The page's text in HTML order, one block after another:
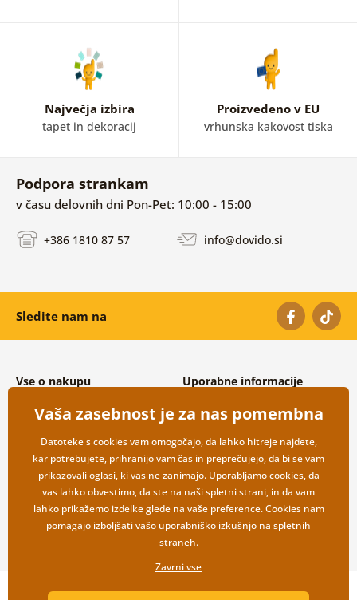
Največja izbira
tapet in dekoracij
Proizvedeno v EU
vrhunska kakovost tiska
Podpora strankam
v času delovnih dni Pon-Pet: 10:00 - 15:00
+386 1810 87 57 info@dovido.si
Sledite nam na
Vse o nakupu
Splošni in reklamacijski pogoji
Varovanje osebnih podatkov
Možnosti dostave in plačila
Vračilo blaga
Uporabne informacije
Pogosto zastavljena vprašanja
Kontakti
Veleprodaja
Copyright ©2019 © Dovido.si.
Vaša zasebnost je za nas pomembna
Datoteke s cookies vam omogočajo, da lahko hitreje najdete,
kar potrebujete, prihranijo vam čas in preprečujejo, da bi se vam
prikazovali oglasi, ki vas ne zanimajo. Uporabljamocookies, da
vas lahko obvestimo, da ste na naši spletni strani, in da vam
lahko prikažemo izdelke glede na vaše preference. Cookies nam
pomagajo izboljšati vašo uporabniško izkušnjo na spletnih
straneh.
Zavrni vse